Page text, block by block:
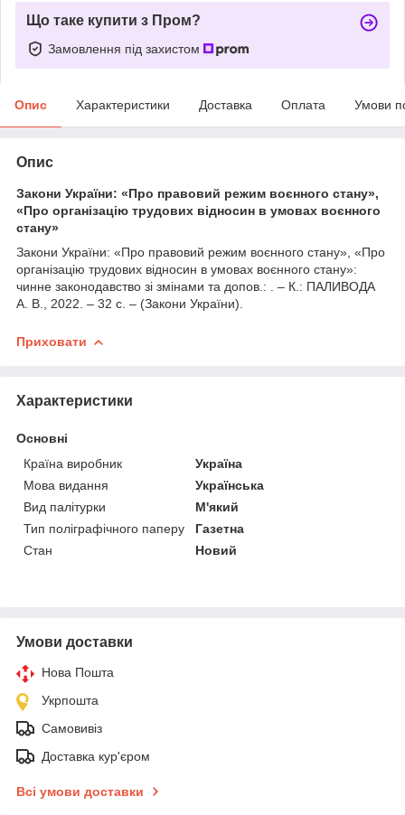
Що таке купити з Пром?
Замовлення під захистом
Опис Характеристики Доставка Оплата Умови
Опис
Закони України: «Про правовий режим воєнного стану»,
«Про організацію трудових відносин в умовах воєнного
стану»
Закони України: «Про правовий режим воєнного стану», «Про
організацію трудових відносин в умовах воєнного стану»:
чинне законодавство зі змінами та допов.: . – К.: ПАЛИВОДА
А. В., 2022. – 32 с. – (Закони України).
Приховати
Характеристики
Основні
Країна виробник
Україна
Мова видання
Українська
Вид палітурки
М'який
Тип поліграфічного паперу
Газетна
Стан
Новий
Умови доставки
Нова Пошта
Укрпошта
Самовивіз
Доставка кур'єром
Всі умови доставки